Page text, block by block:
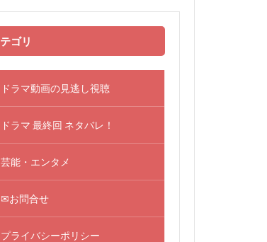
ゴリ
ドラマ動画の見逃し視聴
ドラマ 最終回 ネタバレ！
芸能・エンタメ
✉お問合せ
プライバシーポリシー